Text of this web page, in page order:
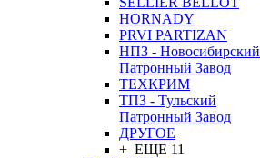
HORNADY
PRVI PARTIZAN
НПЗ - Новосибирский
Патронный Завод
ТЕХКРИМ
ТПЗ - Тульский
Патронный Завод
ДРУГОЕ
+ ЕЩЕ 11